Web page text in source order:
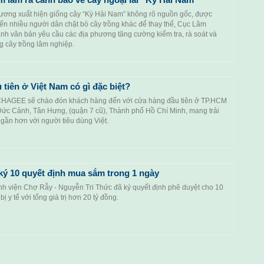
xuất hiện giống cây “Kỳ Hải Nam” không rõ nguồn gốc, được
nhiều người dân chặt bỏ cây trồng khác để thay thế, Cục Lâm
văn bản yêu cầu các địa phương tăng cường kiểm tra, rà soát và
cây trồng lâm nghiệp.
tiên ở Việt Nam có gì đặc biệt?
sẽ chào đón khách hàng đến với cửa hàng đầu tiên ở TP.HCM
Cảnh, Tân Hưng, (quận 7 cũ), Thành phố Hồ Chí Minh, mang trải
hơn với người tiêu dùng Việt.
10 quyết định mua sắm trong 1 ngày
viện Chợ Rẫy - Nguyễn Tri Thức đã ký quyết định phê duyệt cho 10
y tế với tổng giá trị hơn 20 tỷ đồng.